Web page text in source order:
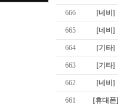
666 [네비]
665 [네비]
664 [기타]
663 [기타]
662 [네비]
661 [휴대폰]